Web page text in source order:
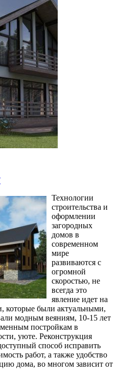
Технологии
строительства и
оформлении
загородных
домов в
современном
мире
развиваются с
огромной
скоростью, не
всегда это
явление идет на
которые были актуальными,
модным веяниям, 10-15 лет
постройкам в
уюте. Реконструкция
способ исправить
работ, а также удобство
дома, во многом зависит от